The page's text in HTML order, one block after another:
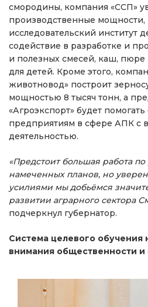
смородины, компания «ССП»
производственные мощности,
исследовательский институт
содействие в разработке и
и полезных смесей, каш, пюре
для детей. Кроме этого,
животновод» построит
мощностью 8 тысяч тонн, а
«Агроэкспорт» будет
предприятиям в сфере АПК с
деятельностью.
«Предстоит большая работа
намеченных планов, но
усилиями мы добьёмся
развитии аграрного сектора
подчеркнул губернатор.
Система целевого обучения
внимания общественности и